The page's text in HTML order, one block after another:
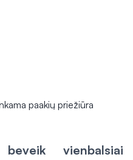
vienbalsiai